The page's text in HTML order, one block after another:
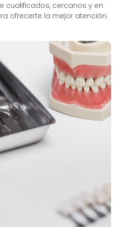
cualificados, cercanos y en
ofrecerte la mejor atención.